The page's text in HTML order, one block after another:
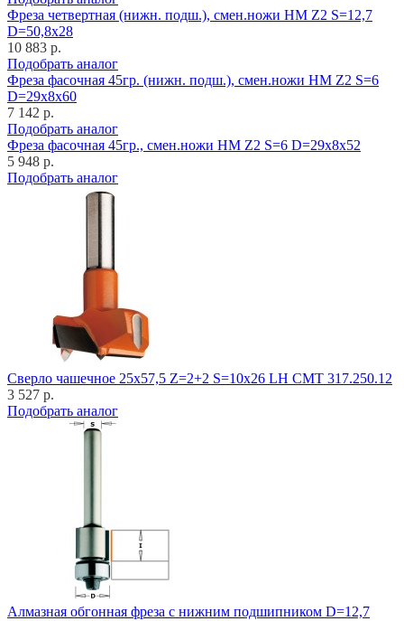
Фреза четвертная (нижн. подш.), смен.ножи HM Z2 S=12,7
D=50,8x28
10 883 р.
Подобрать аналог
Фреза фасочная 45гр. (нижн. подш.), смен.ножи HM Z2 S=6
D=29x8x60
7 142 р.
Подобрать аналог
Фреза фасочная 45гр., смен.ножи HM Z2 S=6 D=29x8x52
5 948 р.
Подобрать аналог
Cверло чашечное 25x57,5 Z=2+2 S=10x26 LH CMT 317.250.12
3 527 р.
Подобрать аналог
Алмазная обгонная фреза с нижним подшипником D=12,7